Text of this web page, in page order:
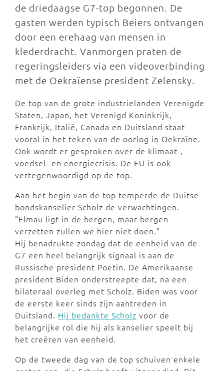
de driedaagse G7-top begonnen. De
gasten werden typisch Beiers ontvangen
door een erehaag van mensen in
klederdracht. Vanmorgen praten de
regeringsleiders via een videoverbinding
met de Oekraïense president Zelensky.
De top van de grote industrielanden Verenigde
Staten, Japan, het Verenigd Koninkrijk,
Frankrijk, Italië, Canada en Duitsland staat
vooral in het teken van de oorlog in Oekraïne.
Ook wordt er gesproken over de klimaat-,
voedsel- en energiecrisis. De EU is ook
vertegenwoordigd op de top.
Aan het begin van de top temperde de Duitse
bondskanselier Scholz de verwachtingen.
"Elmau ligt in de bergen, maar bergen
verzetten zullen we hier niet doen."
Hij benadrukte zondag dat de eenheid van de
G7 een heel belangrijk signaal is aan de
Russische president Poetin. De Amerikaanse
president Biden onderstreepte dat, na een
bilateraal overleg met Scholz. Biden was voor
de eerste keer sinds zijn aantreden in
Duitsland. Hij bedankte Scholz voor de
belangrijke rol die hij als kanselier speelt bij
het creëren van eenheid.
Op de tweede dag van de top schuiven enkele